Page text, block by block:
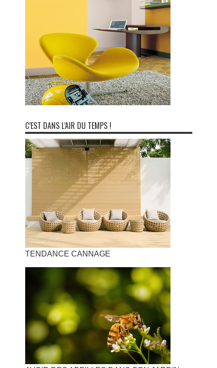
C’EST DANS L’AIR DU TEMPS !
TENDANCE CANNAGE